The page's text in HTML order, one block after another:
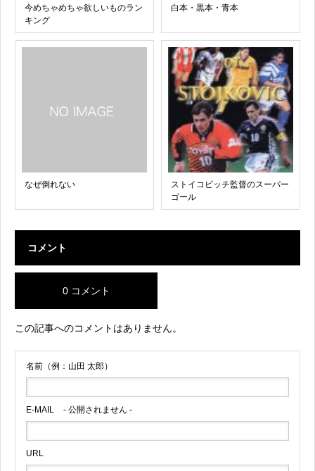
今めちゃめちゃ欲しいものラン
キング
白本・黒本・青本
なぜ倒れない
ストイコビッチ監督のスーパー
ゴール
コメント
0 コメント
この記事へのコメントはありません。
名前（例：山田 太郎）
E-MAIL - 公開されません -
URL